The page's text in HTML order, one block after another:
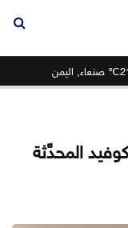
اليمن
المحدَّثة